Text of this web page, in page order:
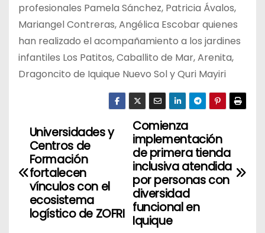
profesionales Pamela Sánchez, Patricia Ávalos,
Mariangel Contreras, Angélica Escobar quienes
han realizado el acompañamiento a los jardines
infantiles Los Patitos, Caballito de Mar, Arenita,
Dragoncito de Iquique Nuevo Sol y Quri Mayiri
N
v
Comienza
implementación
de primera tienda
inclusiva atendida
por personas con
diversidad
funcional en
Iquique
Universidades y
Centros de
Formación
fortalecen
vínculos con el
ecosistema
logístico de ZOFRI